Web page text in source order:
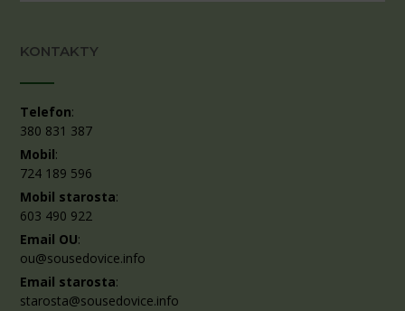
KONTAKTY
Telefon:
380 831 387
Mobil:
724 189 596
Mobil starosta:
603 490 922
Email OU:
ou@sousedovice.info
Email starosta:
starosta@sousedovice.info